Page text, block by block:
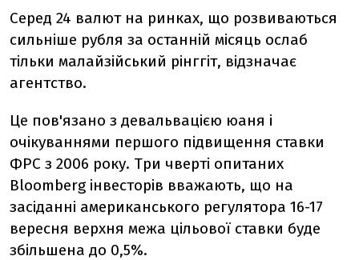
Серед 24 валют на ринках, що розвиваються
сильніше рубля за останній місяць ослаб
тільки малайзійський рінггіт, відзначає
агентство.
Це пов'язано з девальвацією юаня і
очікуваннями першого підвищення ставки
ФРС з 2006 року. Три чверті опитаних
Bloomberg інвесторів вважають, що на
засіданні американського регулятора 16-17
вересня верхня межа цільової ставки буде
збільшена до 0,5%.